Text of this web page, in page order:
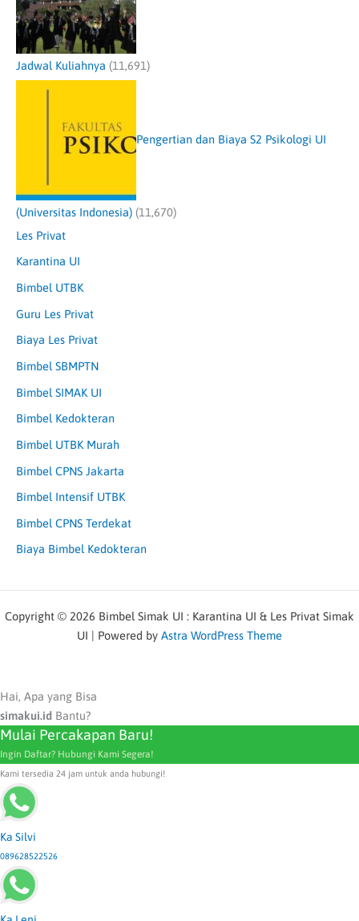
Jadwal Kuliahnya (11,691)
Pengertian dan Biaya S2 Psikologi UI
(Universitas Indonesia) (11,670)
Les Privat
Karantina UI
Bimbel UTBK
Guru Les Privat
Biaya Les Privat
Bimbel SBMPTN
Bimbel SIMAK UI
Bimbel Kedokteran
Bimbel UTBK Murah
Bimbel CPNS Jakarta
Bimbel Intensif UTBK
Bimbel CPNS Terdekat
Biaya Bimbel Kedokteran
Copyright © 2026 Bimbel Simak UI : Karantina UI & Les Privat Simak
UI | Powered by Astra WordPress Theme
Hai, Apa yang Bisa
simakui.id Bantu?
Mulai Percakapan Baru!
Ingin Daftar? Hubungi Kami Segera!
Kami tersedia 24 jam untuk anda hubungi!
Ka Silvi
089628522526